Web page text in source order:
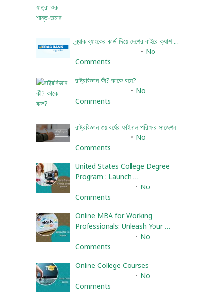
ব্র্যাক ব্যাংকের কার্ড দিয়ে দেশের বাইরে ক্যাশ …
No
Comments
রাষ্ট্রবিজ্ঞান কী? কাকে বলে?
No
Comments
রাষ্ট্রবিজ্ঞান ৩য় বর্ষের ফাইনাল পরিক্ষার সাজেশন
No
Comments
United States College Degree
Program : Launch …
No
Comments
Online MBA for Working
Professionals: Unleash Your …
No
Comments
Online College Courses
No
Comments